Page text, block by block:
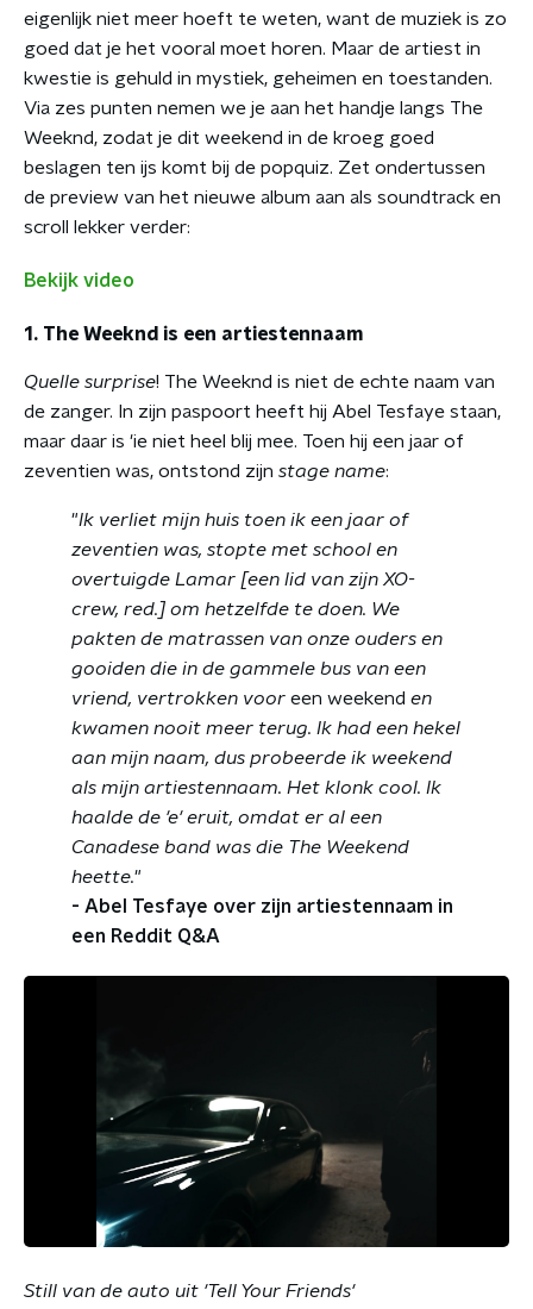
eigenlijk niet meer hoeft te weten, want de muziek is zo
goed dat je het vooral moet horen. Maar de artiest in
kwestie is gehuld in mystiek, geheimen en toestanden.
Via zes punten nemen we je aan het handje langs The
Weeknd, zodat je dit weekend in de kroeg goed
beslagen ten ijs komt bij de popquiz. Zet ondertussen
de preview van het nieuwe album aan als soundtrack en
scroll lekker verder:
Bekijk video
1. The Weeknd is een artiestennaam
Quelle surprise! The Weeknd is niet de echte naam van
de zanger. In zijn paspoort heeft hij Abel Tesfaye staan,
maar daar is 'ie niet heel blij mee. Toen hij een jaar of
zeventien was, ontstond zijn stage name:
"Ik verliet mijn huis toen ik een jaar of
zeventien was, stopte met school en
overtuigde Lamar [een lid van zijn XO-
crew, red.] om hetzelfde te doen. We
pakten de matrassen van onze ouders en
gooiden die in de gammele bus van een
vriend, vertrokken voor een weekend en
kwamen nooit meer terug. Ik had een hekel
aan mijn naam, dus probeerde ik weekend
als mijn artiestennaam. Het klonk cool. Ik
haalde de 'e' eruit, omdat er al een
Canadese band was die The Weekend
heette."
- Abel Tesfaye over zijn artiestennaam in
een Reddit Q&A
Still van de auto uit 'Tell Your Friends'